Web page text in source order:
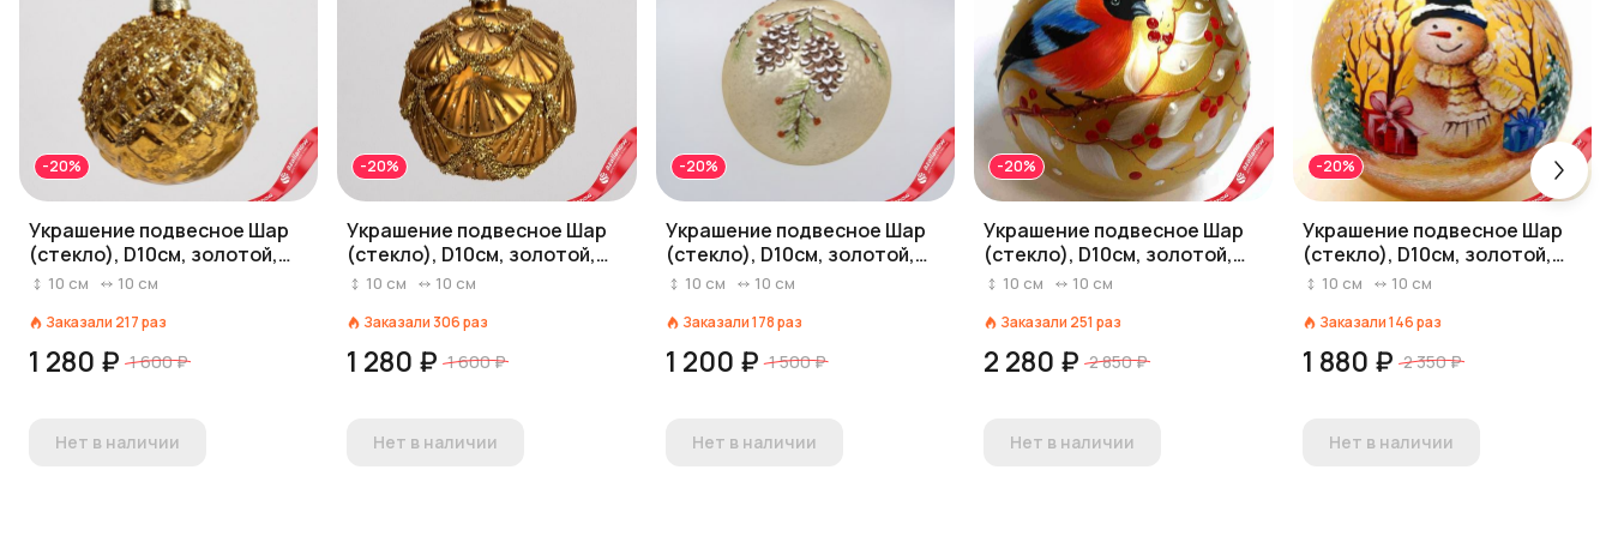
-20%
Украшение подвесное Шар
(стекло), D10см, золотой,
вид 1
10 см 10 см
Заказали 217раз
1 280 ₽ 1 600 ₽
Нет в наличии
-20%
Украшение подвесное Шар
(стекло), D10см, золотой,
вид 3
10 см 10 см
Заказали 306раз
1 280 ₽ 1 600 ₽
Нет в наличии
-20%
Украшение подвесное Шар
(стекло), D10см, золотой,
вид 4
10 см 10 см
Заказали178раз
1 200 ₽ 1 500 ₽
Нет в наличии
-20%
Украшение подвесное Шар
(стекло), D10см, золотой,
вид 5
10 см 10 см
Заказали 251 раз
2 280 ₽ 2 850 ₽
Нет в наличии
-20%
Украшение подвесное Шар
(стекло), D10см, золотой,
вид 6
10 см 10 см
Заказали146раз
1 880 ₽ 2 350 ₽
Нет в наличии